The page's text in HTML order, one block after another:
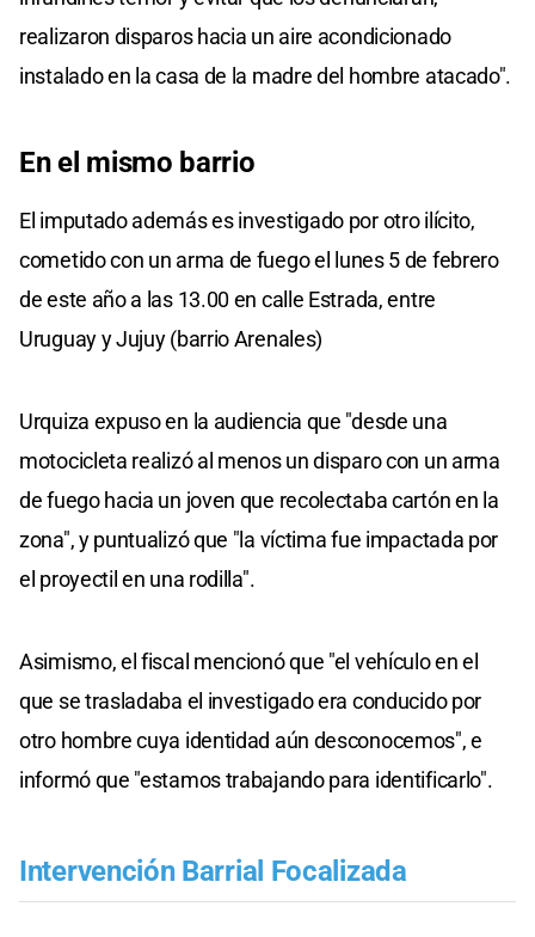
realizaron disparos hacia un aire acondicionado
instalado en la casa de la madre del hombre atacado".
En el mismo barrio
El imputado además es investigado por otro ilícito,
cometido con un arma de fuego el lunes 5 de febrero
de este año a las 13.00 en calle Estrada, entre
Uruguay y Jujuy (barrio Arenales)
Urquiza expuso en la audiencia que "desde una
motocicleta realizó al menos un disparo con un arma
de fuego hacia un joven que recolectaba cartón en la
zona", y puntualizó que "la víctima fue impactada por
el proyectil en una rodilla".
Asimismo, el fiscal mencionó que "el vehículo en el
que se trasladaba el investigado era conducido por
otro hombre cuya identidad aún desconocemos", e
informó que "estamos trabajando para identificarlo".
Intervención Barrial Focalizada